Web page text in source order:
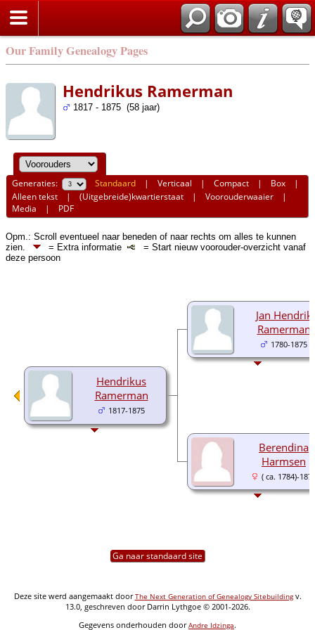
Our Family Genealogy Pages
Hendrikus Ramerman
1817 - 1875 (58 jaar)
Generaties: Standaard |Verticaal |Compact | Box |
Alleen tekst |(Uitgebreide)kwartierstaat |Voorouderwaaier |
Media | PDF
Opm.: Scroll eventueel naar beneden of naar rechts om alles te kunnen
zien.
= Extra informatie
= Start nieuw voorouder-overzicht vanaf
deze persoon
Hendrikus
Ramerman
1817-1875
Jan Hendrik
Ramerman
1780-1875
Berendina
Harmsen
( ca. 1784)-
Ga naar standaard site
Deze site werd aangemaakt doorThe Next Generation of Genealogy Sitebuildingv.
13.0, geschreven door Darrin Lythgoe © 2001-2026.
Gegevens onderhouden doorAndre Idzinga.